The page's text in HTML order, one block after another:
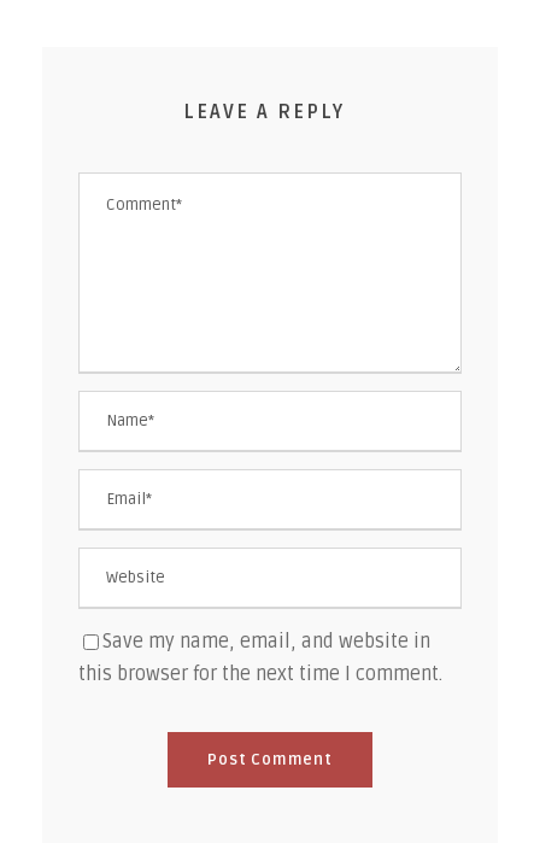
LEAVE A REPLY
Save my name, email, and website in
this browser for the next time I comment.